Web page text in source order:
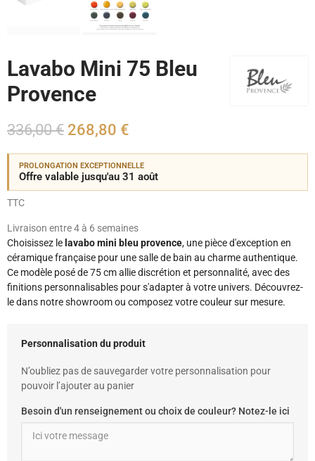
Lavabo Mini 75 Bleu
Provence
336,00 € 268,80 €
PROLONGATION EXCEPTIONNELLE
Offre valable jusqu'au 31 août
TTC
Livraison entre 4 à 6 semaines
Choisissez le lavabo mini bleu provence, une pièce d'exception en
céramique française pour une salle de bain au charme authentique.
Ce modèle posé de 75 cm allie discrétion et personnalité, avec des
finitions personnalisables pour s'adapter à votre univers. Découvrez-
le dans notre showroom ou composez votre couleur sur mesure.
Personnalisation du produit
N’oubliez pas de sauvegarder votre personnalisation pour
pouvoir l’ajouter au panier
Besoin d'un renseignement ou choix de couleur? Notez-le ici